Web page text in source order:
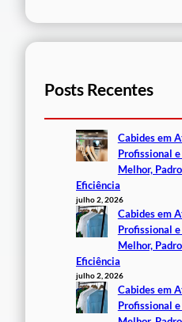
Posts Recentes
Cabides em
Profissional
Melhor,
Eficiência
julho 2, 2026
Cabides em
Profissional
Melhor,
Eficiência
julho 2, 2026
Cabides em
Profissional